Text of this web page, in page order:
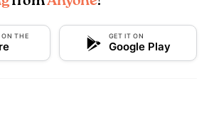
THE GET IT ON
Google Play